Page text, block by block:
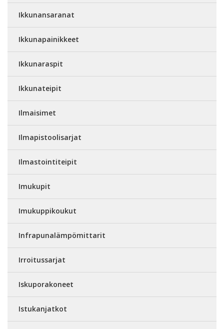
Ikkunansaranat
Ikkunapainikkeet
Ikkunaraspit
Ikkunateipit
Ilmaisimet
Ilmapistoolisarjat
Ilmastointiteipit
Imukupit
Imukuppikoukut
Infrapunalämpömittarit
Irroitussarjat
Iskuporakoneet
Istukanjatkot